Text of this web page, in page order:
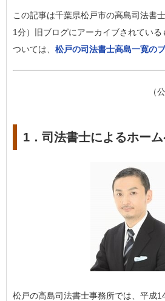
この記事は千葉県松戸市の高島司法書
1分）旧ブログにアーカイブされてい
ついては、 松戸の司法書士高島一寛の
（
1．司法書士によるホー
松戸の高島司法書士事務所では、平成